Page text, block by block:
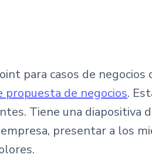
para casos de negocios
de negocios.
Tiene una diapositiva
presentar a los